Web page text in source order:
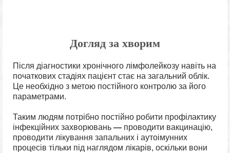
Догляд за хворим
Після діагностики хронічного лімфолейкозу навіть на
початкових стадіях пацієнт стає на загальний облік.
Це необхідно з метою постійного контролю за його
параметрами.
Таким людям потрібно постійно робити профілактику
інфекційних захворювань — проводити вакцинацію,
проводити лікування запальних і аутоімунних
процесів тільки під наглядом лікарів, оскільки вони